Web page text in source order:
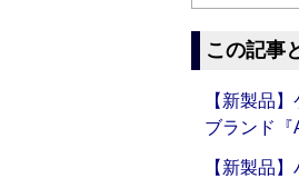
この記事
【新製品
ブランド
【新製品